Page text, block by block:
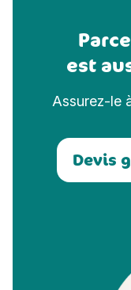
est
Assurez-le
Devis